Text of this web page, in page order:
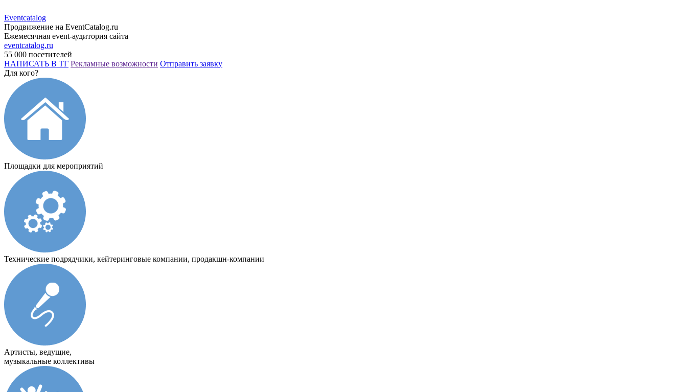
Eventcatalog
Продвижение на EventCatalog.ru
Ежемесячная event-аудитория сайта
eventcatalog.ru
55 000 посетителей
НАПИСАТЬ В ТГ Рекламные возможности Отправить заявку
Для кого?
Площадки для мероприятий
Технические подрядчики, кейтеринговые компании, продакшн-компании
Артисты, ведущие,
музыкальные коллективы